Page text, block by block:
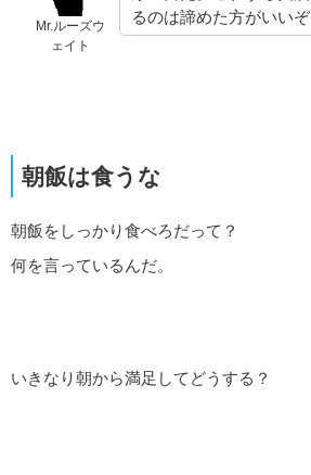
Mr.ルーズウ
ェイト
るのは諦めた方がいいぞ
朝飯は食うな
朝飯をしっかり食べろだって？
何を言っているんだ。
いきなり朝から満足してどうする？